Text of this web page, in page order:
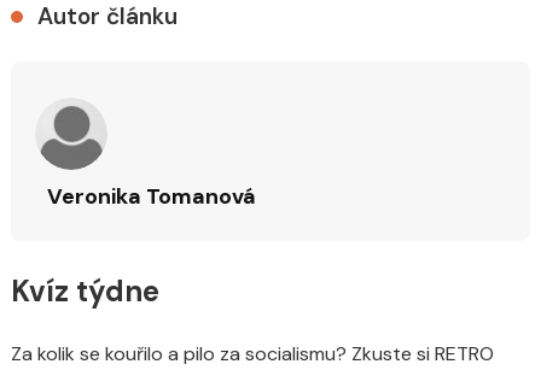
Autor článku
Veronika Tomanová
Kvíz týdne
Za kolik se kouřilo a pilo za socialismu? Zkuste si RETRO